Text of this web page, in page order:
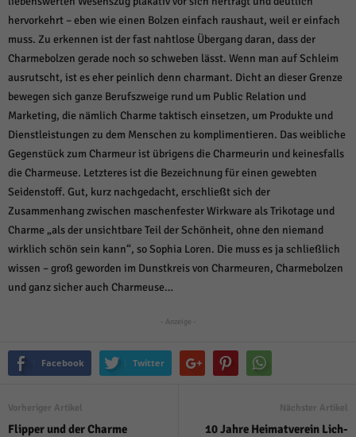
hervorkehrt – eben wie einen Bolzen einfach raushaut, weil er einfach
muss. Zu erkennen ist der fast nahtlose Übergang daran, dass der
Charmebolzen gerade noch so schweben lässt. Wenn man auf Schleim
ausrutscht, ist es eher peinlich denn charmant. Dicht an dieser Grenze
bewegen sich ganze Berufszweige rund um Public Relation und
Marketing, die nämlich Charme taktisch einsetzen, um Produkte und
Dienstleistungen zu dem Menschen zu komplimentieren. Das weibliche
Gegenstück zum Charmeur ist übrigens die Charmeurin und keinesfalls
die Charmeuse. Letzteres ist die Bezeichnung für einen gewebten
Seidenstoff. Gut, kurz nachgedacht, erschließt sich der
Zusammenhang zwischen maschenfester Wirkware als Trikotage und
Charme „als der unsichtbare Teil der Schönheit, ohne den niemand
wirklich schön sein kann“, so Sophia Loren. Die muss es ja schließlich
wissen – groß geworden im Dunstkreis von Charmeuren, Charmebolzen
und ganz sicher auch Charmeuse…
- Anzeige -
Facebook Twitter
Vorheriger Artikel
Flipper und der Charme
Nächster Artikel
10 Jahre Heimatverein Lich-